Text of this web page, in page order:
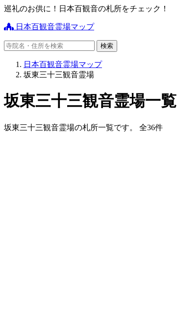
巡礼のお供に！日本百観音の札所をチェック！
日本百観音霊場マップ
日本百観音霊場マップ
坂東三十三観音霊場
坂東三十三観音霊場一覧
坂東三十三観音霊場の札所一覧です。 全36件